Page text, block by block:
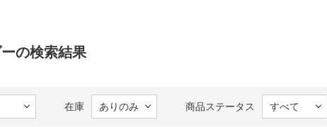
の検索結果
在庫 商品ステータス